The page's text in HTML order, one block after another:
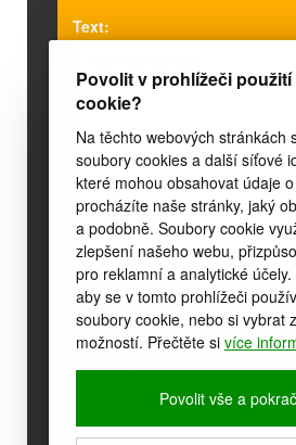
Povolit v prohlížeči
cookie?
Na těchto webových stránkách
soubory cookies a další síťové
které mohou obsahovat údaje
procházíte naše stránky, jaký
a podobně. Soubory cookie
zlepšení našeho webu,
pro reklamní a analytické
aby se v tomto prohlížeči
soubory cookie, nebo si vybrat
možností. Přečtěte si více
Povolit vše a
Text:
V případě, že se Vám neozveme
rezervace, kontaktujte nás
čísle 572 554 145!